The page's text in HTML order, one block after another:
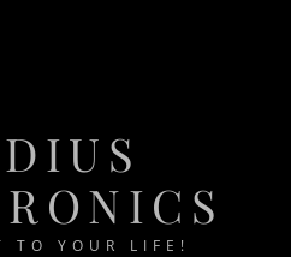
TO YOUR LIFE!